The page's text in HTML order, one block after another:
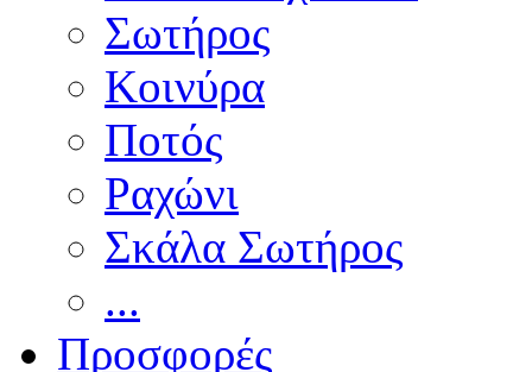
Σωτήρος
Κοινύρα
Ποτός
Ραχώνι
Σκάλα Σωτήρος
...
Προσφορές